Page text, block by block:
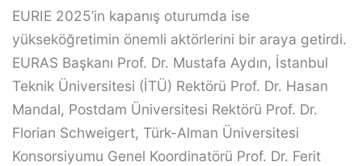
EURIE 2025’in kapanış oturumda ise
yükseköğretimin önemli aktörlerini bir araya getirdi.
EURAS Başkanı Prof. Dr. Mustafa Aydın, İstanbul
Teknik Üniversitesi (İTÜ) Rektörü Prof. Dr. Hasan
Mandal, Postdam Üniversitesi Rektörü Prof. Dr.
Florian Schweigert, Türk-Alman Üniversitesi
Konsorsiyumu Genel Koordinatörü Prof. Dr. Ferit